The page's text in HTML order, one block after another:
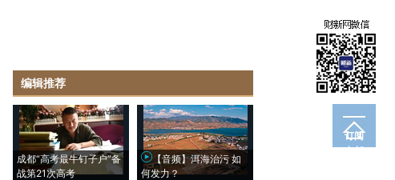
订阅
电邮
编辑推荐
成都“高考最牛钉子户”备
战第21次高考
【音频】洱海治污 如
何发力？